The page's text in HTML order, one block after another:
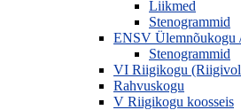
Liikmed
Stenogrammid
ENSV Ülemnõukogu
Stenogrammid
VI Riigikogu
Rahvuskogu
V Riigikogu koosseis